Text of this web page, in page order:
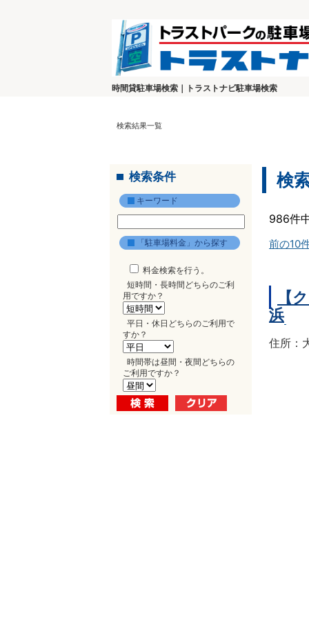
時間貸駐車場検索｜トラストナビ駐車場検索
検索結果一覧
検索条件
キーワード
「駐車場料金」から探す
料金検索を行う。
短時間・長時間どちらのご利
用ですか？
平日・休日どちらのご利用で
すか？
時間帯は昼間・夜間どちらの
ご利用ですか？
検
986件
前の10
【
浜
住所：